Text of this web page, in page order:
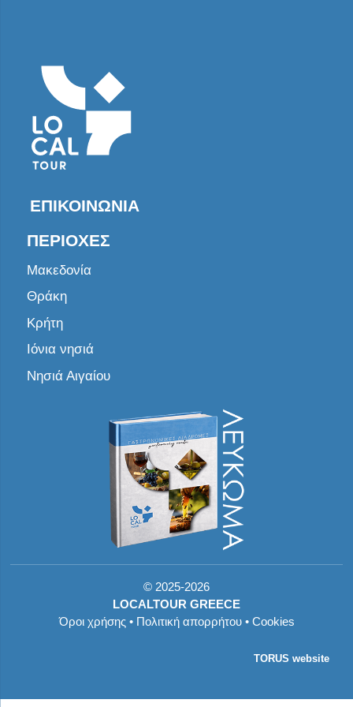
ΕΠΙΚΟΙΝΩΝΊΑ
ΠΕΡΙΟΧΈΣ
Μακεδονία
Θράκη
Κρήτη
Ιόνια νησιά
Νησιά Αιγαίου
© 2025-2026
LOCALTOUR GREECE
Όροι χρήσης• Πολιτική απορρήτου• Cookies
TORUS website